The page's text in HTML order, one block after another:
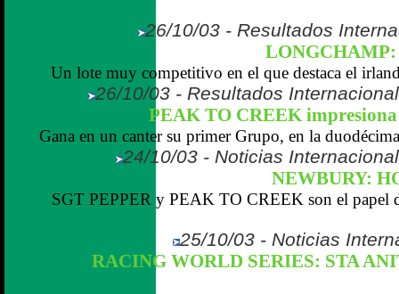
26/10/03 - Resultados
LONGCHAMP:
Un lote muy competitivo en el que destaca el
26/10/03 - Resultados
PEAK TO CREEK
Gana en un canter su primer Grupo, en la
24/10/03 - Noticias
NEWBURY:
SGT PEPPER y PEAK TO CREEK son el papel
25/10/03 - Noticias
RACING WORLD SERIES: STA